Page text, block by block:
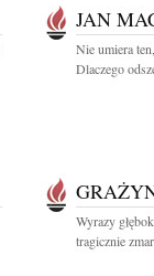
JAN
Nie umiera
Dlaczego
Wyrazy
tragicznie